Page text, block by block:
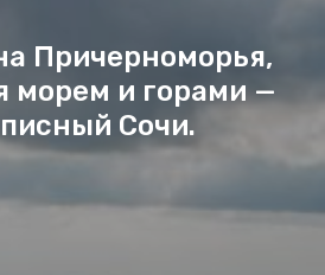
Причерноморья,
морем и горами —
Сочи.